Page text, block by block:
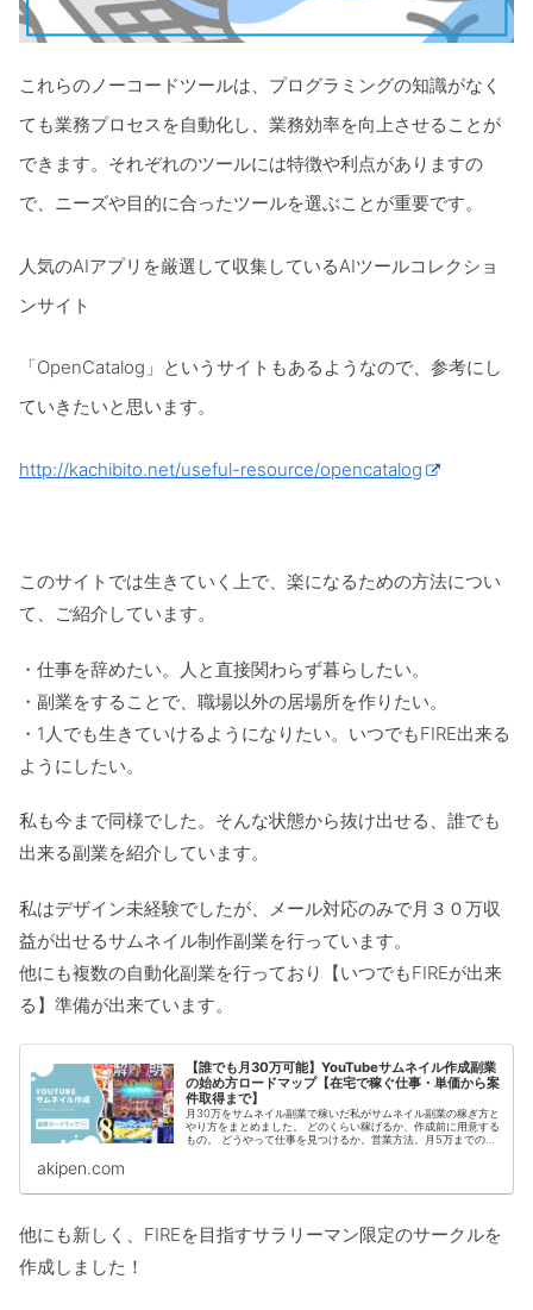
これらのノーコードツールは、プログラミングの知識がなく
ても業務プロセスを自動化し、業務効率を向上させることが
できます。それぞれのツールには特徴や利点がありますの
で、ニーズや目的に合ったツールを選ぶことが重要です。
人気のAIアプリを厳選して収集しているAIツールコレクショ
ンサイト
「OpenCatalog」というサイトもあるようなので、参考にし
ていきたいと思います。
http://kachibito.net/useful-resource/opencatalog
このサイトでは生きていく上で、楽になるための方法につい
て、ご紹介しています。
・仕事を辞めたい。人と直接関わらず暮らしたい。
・副業をすることで、職場以外の居場所を作りたい。
・1人でも生きていけるようになりたい。いつでもFIRE出来る
ようにしたい。
私も今まで同様でした。そんな状態から抜け出せる、誰でも
出来る副業を紹介しています。
私はデザイン未経験でしたが、メール対応のみで月３０万収
益が出せるサムネイル制作副業を行っています。
他にも複数の自動化副業を行っており【いつでもFIREが出来
る】準備が出来ています。
【誰でも月30万可能】YouTubeサムネイル作成副業
の始め方ロードマップ【在宅で稼ぐ仕事・単価から案
件取得まで】
月30万をサムネイル副業で稼いだ私がサムネイル副業の稼ぎ方と
やり方をまとめました。 どのくらい稼げるか、作成前に用意する
もの。 どうやって仕事を見つけるか。営業方法。月5万までの流
akipen.com
他にも新しく、FIREを目指すサラリーマン限定のサークルを
作成しました！